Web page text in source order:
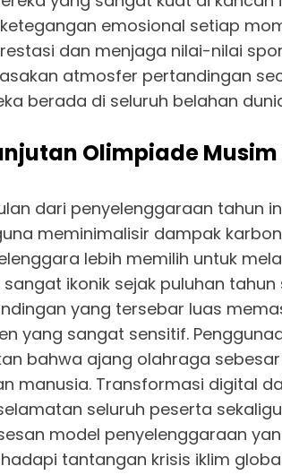
emosional setiap
dan menjaga nilai-nilai
atmosfer pertandingan
berada di seluruh belahan
Olimpiade Musim
dari penyelenggaraan tahun
meminimalisir dampak
lebih memilih untuk
ikonik sejak puluhan
yang tersebar luas
yang sangat sensitif.
bahwa ajang olahraga
manusia. Transformasi digital
seluruh peserta
model penyelenggaraan
tantangan krisis iklim